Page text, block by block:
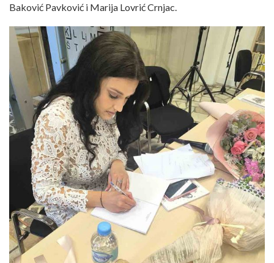
Baković Pavković i Marija Lovrić Crnjac.